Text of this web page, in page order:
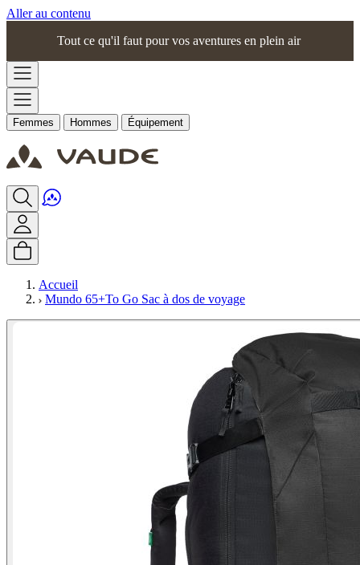
Aller au contenu
Tout ce qu'il faut pour vos aventures en plein air
Femmes Hommes Équipement
Accueil
Mundo 65+To Go Sac à dos de voyage